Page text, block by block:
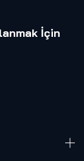
İçin